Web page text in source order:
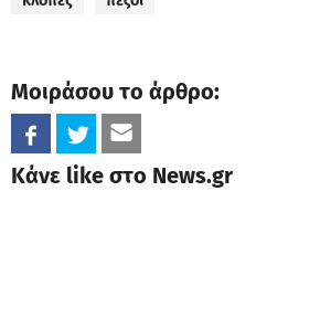
Μοιράσου το άρθρο:
Κάνε like στο News.gr